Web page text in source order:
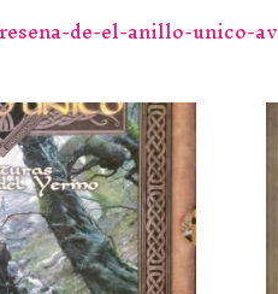
de-el-anillo-unico-